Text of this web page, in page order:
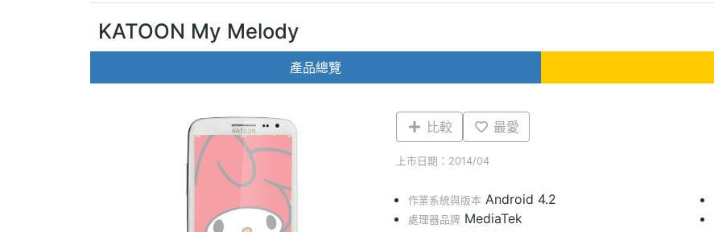
KATOON My Melody
產品總覽
比較 最愛
上市日期：2014/04
作業系統與版本 Android 4.2
處理器品牌 MediaTek